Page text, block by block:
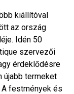
kiállítóval
az ország
Idén 50
szervezői
érdeklődésre
újabb termeket
A festmények és